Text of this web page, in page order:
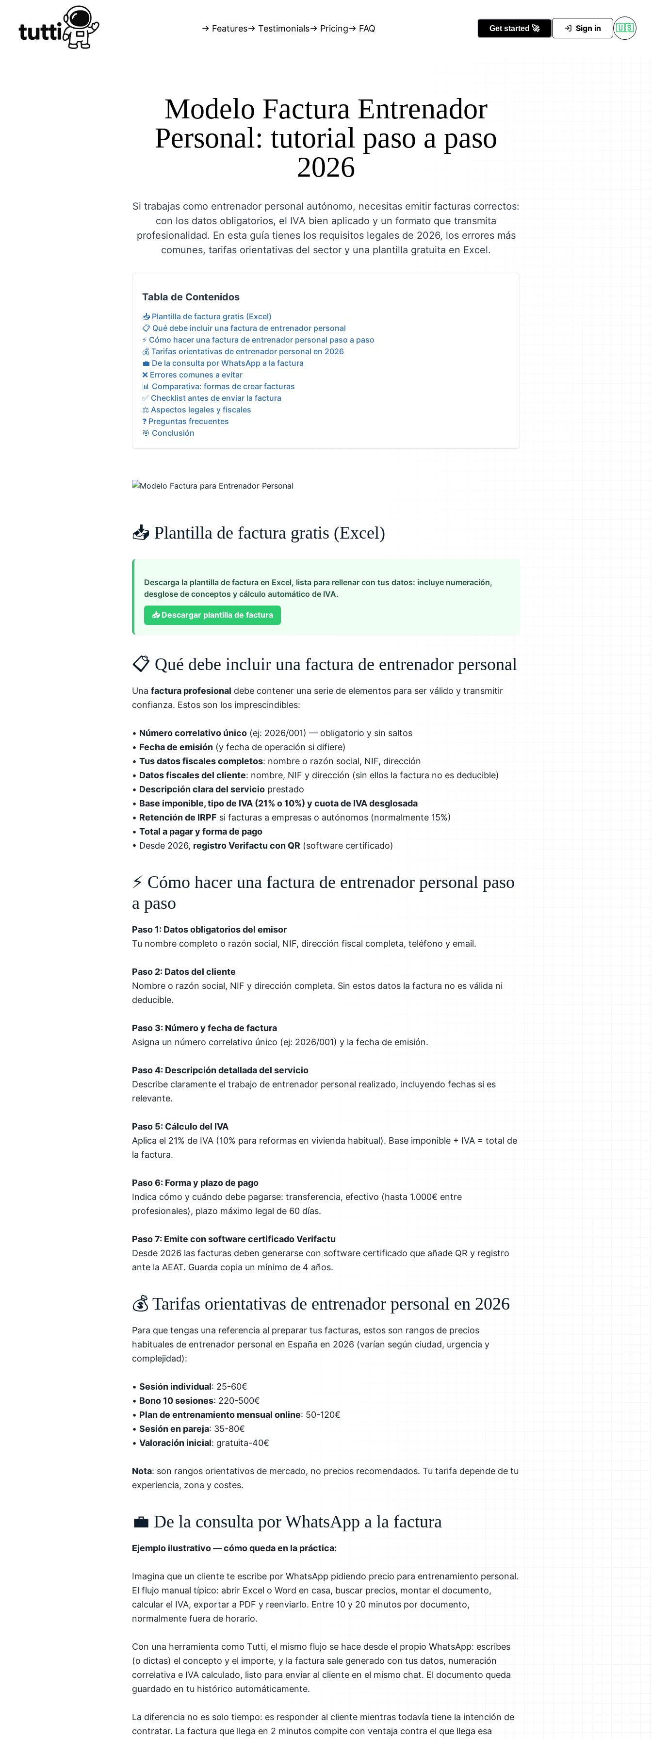
→ Features→ Testimonials→ Pricing→ FAQ Get started 🚀 Sign in 🇺🇸
Conocer Tutti
Modelo Factura Entrenador
Personal: tutorial paso a paso
2026
Si trabajas como entrenador personal autónomo, necesitas emitir facturas correctos:
con los datos obligatorios, el IVA bien aplicado y un formato que transmita
profesionalidad. En esta guía tienes los requisitos legales de 2026, los errores más
comunes, tarifas orientativas del sector y una plantilla gratuita en Excel.
Tabla de Contenidos
📥 Plantilla de factura gratis (Excel)
📋 Qué debe incluir una factura de entrenador personal
⚡ Cómo hacer una factura de entrenador personal paso a paso
💰 Tarifas orientativas de entrenador personal en 2026
💼 De la consulta por WhatsApp a la factura
❌ Errores comunes a evitar
📊 Comparativa: formas de crear facturas
✅ Checklist antes de enviar la factura
⚖️ Aspectos legales y fiscales
❓ Preguntas frecuentes
🎯 Conclusión
📥 Plantilla de factura gratis (Excel)
Descarga la plantilla de factura en Excel, lista para rellenar con tus datos: incluye numeración,
desglose de conceptos y cálculo automático de IVA.
📥 Descargar plantilla de factura
📋 Qué debe incluir una factura de entrenador personal
Una factura profesional debe contener una serie de elementos para ser válido y transmitir
confianza. Estos son los imprescindibles:
• Número correlativo único (ej: 2026/001) — obligatorio y sin saltos
• Fecha de emisión (y fecha de operación si difiere)
• Tus datos fiscales completos: nombre o razón social, NIF, dirección
• Datos fiscales del cliente: nombre, NIF y dirección (sin ellos la factura no es deducible)
• Descripción clara del servicio prestado
• Base imponible, tipo de IVA (21% o 10%) y cuota de IVA desglosada
• Retención de IRPF si facturas a empresas o autónomos (normalmente 15%)
• Total a pagar y forma de pago
• Desde 2026, registro Verifactu con QR (software certificado)
⚡ Cómo hacer una factura de entrenador personal paso
a paso
Paso 1: Datos obligatorios del emisor
Tu nombre completo o razón social, NIF, dirección fiscal completa, teléfono y email.
Paso 2: Datos del cliente
Nombre o razón social, NIF y dirección completa. Sin estos datos la factura no es válida ni
deducible.
Paso 3: Número y fecha de factura
Asigna un número correlativo único (ej: 2026/001) y la fecha de emisión.
Paso 4: Descripción detallada del servicio
Describe claramente el trabajo de entrenador personal realizado, incluyendo fechas si es
relevante.
Paso 5: Cálculo del IVA
Aplica el 21% de IVA (10% para reformas en vivienda habitual). Base imponible + IVA = total de
la factura.
Paso 6: Forma y plazo de pago
Indica cómo y cuándo debe pagarse: transferencia, efectivo (hasta 1.000€ entre
profesionales), plazo máximo legal de 60 días.
Paso 7: Emite con software certificado Verifactu
Desde 2026 las facturas deben generarse con software certificado que añade QR y registro
ante la AEAT. Guarda copia un mínimo de 4 años.
💰 Tarifas orientativas de entrenador personal en 2026
Para que tengas una referencia al preparar tus facturas, estos son rangos de precios
habituales de entrenador personal en España en 2026 (varían según ciudad, urgencia y
complejidad):
• Sesión individual: 25-60€
• Bono 10 sesiones: 220-500€
• Plan de entrenamiento mensual online: 50-120€
• Sesión en pareja: 35-80€
• Valoración inicial: gratuita-40€
Nota: son rangos orientativos de mercado, no precios recomendados. Tu tarifa depende de tu
experiencia, zona y costes.
💼 De la consulta por WhatsApp a la factura
Ejemplo ilustrativo — cómo queda en la práctica:
Imagina que un cliente te escribe por WhatsApp pidiendo precio para entrenamiento personal.
El flujo manual típico: abrir Excel o Word en casa, buscar precios, montar el documento,
calcular el IVA, exportar a PDF y reenviarlo. Entre 10 y 20 minutos por documento,
normalmente fuera de horario.
Con una herramienta como Tutti, el mismo flujo se hace desde el propio WhatsApp: escribes
(o dictas) el concepto y el importe, y la factura sale generado con tus datos, numeración
correlativa e IVA calculado, listo para enviar al cliente en el mismo chat. El documento queda
guardado en tu histórico automáticamente.
La diferencia no es solo tiempo: es responder al cliente mientras todavía tiene la intención de
contratar. La factura que llega en 2 minutos compite con ventaja contra el que llega esa